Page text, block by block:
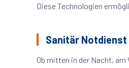
Diese Technologien
Sanitär
Ob mitten in der Nacht, am